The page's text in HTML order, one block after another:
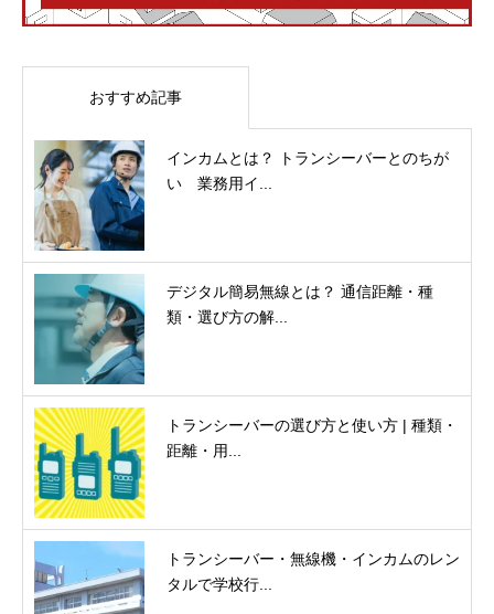
おすすめ記事
インカムとは？ トランシーバーとのちが
い 業務用イ...
デジタル簡易無線とは？ 通信距離・種
類・選び方の解...
トランシーバーの選び方と使い方 | 種類・
距離・用...
トランシーバー・無線機・インカムのレン
タルで学校行...